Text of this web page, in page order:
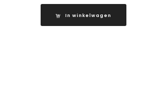
In winkelwagen